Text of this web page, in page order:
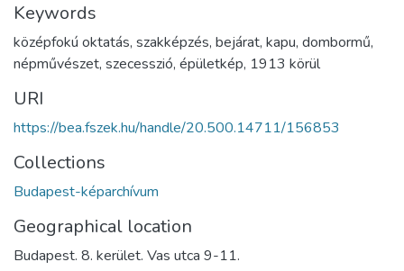
Keywords
középfokú oktatás, szakképzés, bejárat, kapu, dombormű,
népművészet, szecesszió, épületkép, 1913 körül
URI
https://bea.fszek.hu/handle/20.500.14711/156853
Collections
Budapest-képarchívum
Geographical location
Budapest. 8. kerület. Vas utca 9-11.